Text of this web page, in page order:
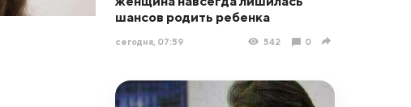
шансов родить ребенка
сегодня, 07:59 542 0